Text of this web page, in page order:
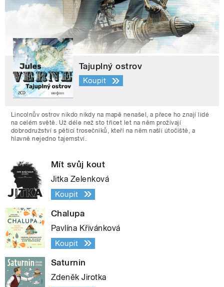
Tajuplný ostrov
Koupit
Lincolnův ostrov nikdo nikdy na mapě nenašel, a přece ho znají lidé
na celém světě. Už déle než sto třicet let na něm prožívají
dobrodružství s pěticí trosečníků, kteří na něm našli útočiště, a
hlavně nejedno tajemství.
Mít svůj kout
Jitka Zelenková
Koupit
Chalupa
Pavlína Křivánková
Koupit
Saturnin
Zdeněk Jirotka